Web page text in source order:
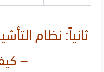
ثانياً: نظام
–